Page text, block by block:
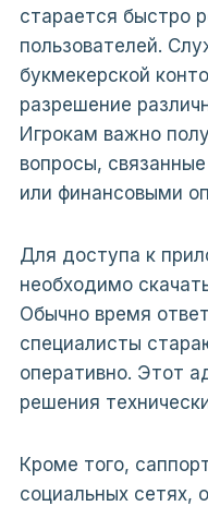
старается быстро
пользователей.
букмекерской
разрешение
Игрокам важно
вопросы,
или финансовыми
Для доступа к
необходимо
Обычно время
специалисты
оперативно. Этот
решения
Кроме того,
социальных сетях,